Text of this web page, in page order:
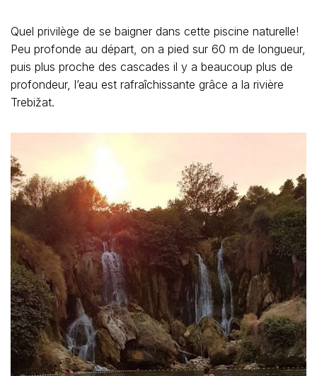
Quel privilège de se baigner dans cette piscine naturelle!
Peu profonde au départ, on a pied sur 60 m de longueur,
puis plus proche des cascades il y a beaucoup plus de
profondeur, l’eau est rafraîchissante grâce a la rivière
Trebižat.